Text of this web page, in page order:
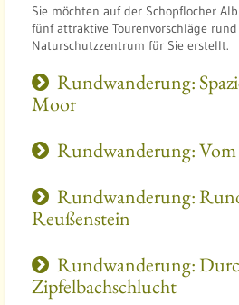
Sie möchten auf der Schopflocher
fünf attraktive Tourenvorschläge
Naturschutzzentrum für Sie erstellt.
Rundwanderung:
Moor
Rundwanderung:
Rundwanderung:
Reußenstein
Rundwanderung:
Zipfelbachschlucht